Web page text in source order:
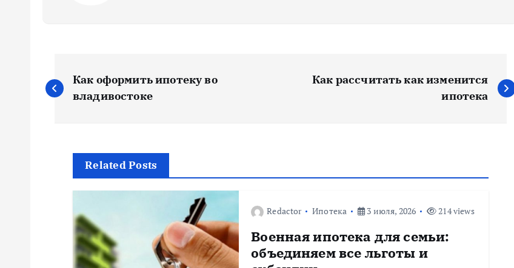
Н
а
Как оформить ипотеку во
владивостоке
Как рассчитать как изменится
ипотека
Related Posts
Redactor Ипотека 3 июля, 2026 214 views
Военная ипотека для семьи:
объединяем все льготы и